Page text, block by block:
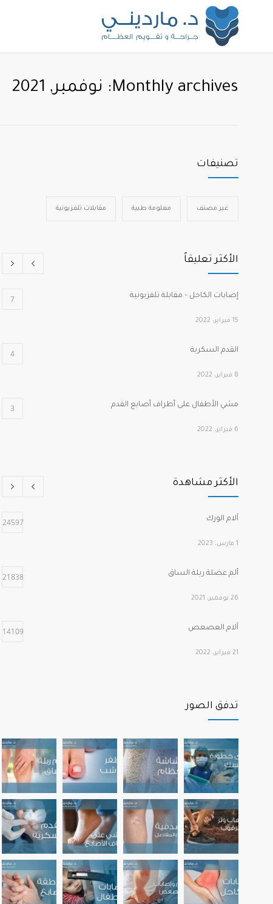
Monthly archives: نوفمبر, 2021
تصنيفات
غير مصنف معلومة طبية مقابلات تلفزيونية
الأكثر تعليقاً
إصابات الكاحل – مقابلة تلفزيونية 7
15 فبراير، 2022
القدم السكرية 4
8 فبراير، 2022
مشي الأطفال على أطراف أصابع القدم 3
6 فبراير، 2022
1 مارس، 2022
الصدفية وآلام المفاصل 2
2 فبراير، 2022
الأكثر مشاهدة
آلام الورك 24597
1 مارس، 2023
ألم عضلة ربلة الساق 21838
26 نوفمبر، 2021
آلام العصعص 14109
21 فبراير، 2022
آلام مشط القدم الأمامية 12191
22 يوليو، 2022
تدفق الصور